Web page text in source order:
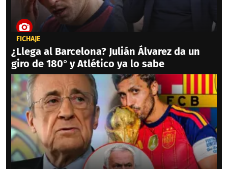
FICHAJE
¿Llega al Barcelona? Julián Álvarez da un
giro de 180° y Atlético ya lo sabe